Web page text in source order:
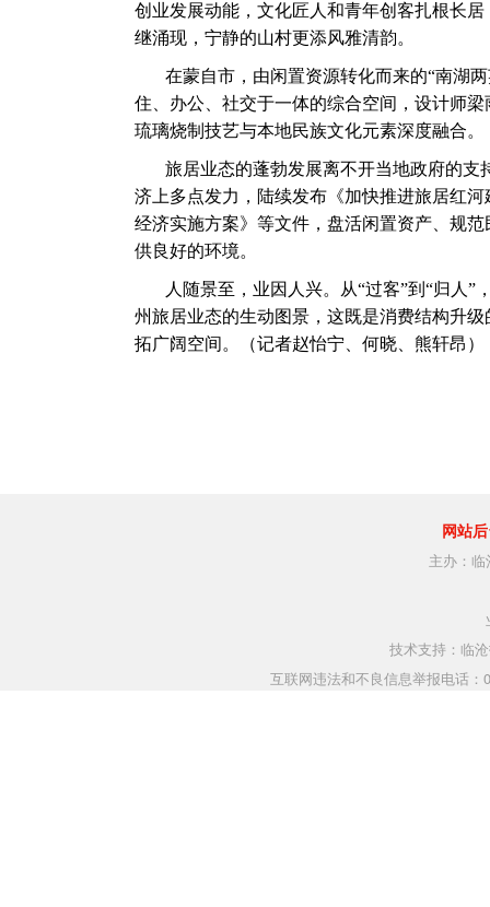
创业发展动能，文化匠人和青年创客扎根长
继涌现，宁静的山村更添风雅清韵。
在蒙自市，由闲置资源转化而来的“南湖
住、办公、社交于一体的综合空间，设计师
琉璃烧制技艺与本地民族文化元素深度融合。
旅居业态的蓬勃发展离不开当地政府的支
济上多点发力，陆续发布《加快推进旅居红
经济实施方案》等文件，盘活闲置资产、规
供良好的环境。
人随景至，业因人兴。从“过客”到“归人
州旅居业态的生动图景，这既是消费结构升
拓广阔空间。（记者赵怡宁、何晓、熊轩昂）
网站
主办：
技术支持：临
互联网违法和不良信息举报电话